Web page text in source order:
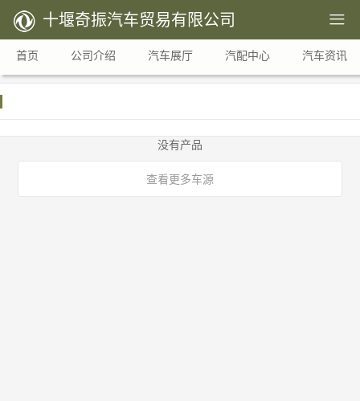
十堰奇振汽车贸易有限公司 
首页 公司介绍 汽车展厅 汽配中心 汽车资讯
没有产品
查看更多车源